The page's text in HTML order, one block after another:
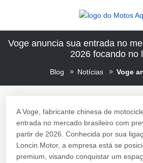
Voge anuncia sua entrada no
2026 focando no
Blog Notícias Voge
A Voge, fabricante chinesa de
entrada no mercado brasileiro com
partir de 2026. Conhecida por sua
Loncin Motor, a empresa está se
premium, visando conquistar um